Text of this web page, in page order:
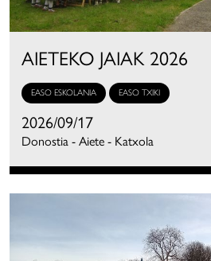
AIETEKO JAIAK 2026
EASO ESKOLANIA EASO TXIKI
2026/09/17
Donostia - Aiete - Katxola